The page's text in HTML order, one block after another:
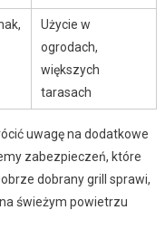
Użycie w
ogrodach,
większych
tarasach
uwagę na dodatkowe
zabezpieczeń, które
dobrany grill sprawi,
świeżym powietrzu